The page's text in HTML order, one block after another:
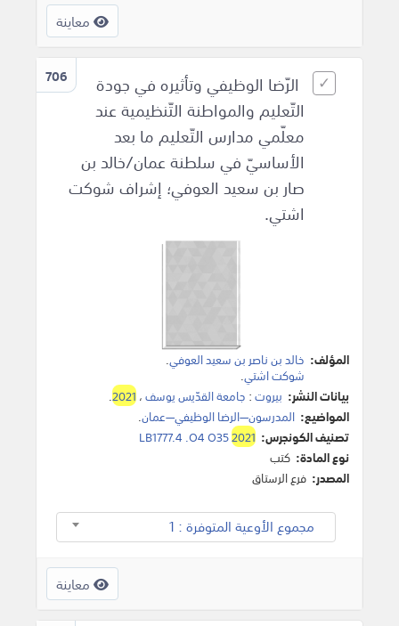
معاينة
706
الرّضا الوظيفي وتأثيره في جودة
التّعليم والمواطنة التّنظيمية عند
معلّمي مدارس التّعليم ما بعد
الأساسيّ في سلطنة عمان‎/خالد بن
صار بن سعيد العوفي؛ إشراف شوكت
اشتي.
المؤلف: خالد بن ناصر بن سعيد العوفي.
شوكت اشتي.
بيانات النشر: بيروت: جامعة القدّيس يوسف،2021
.
المواضيع: المدرسون—الرضا الوظيفي—عمان‎.
تصنيف الكونجرس:
LB1777.4 .O4 O352021
نوع المادة: كتب
المصدر: فرع الرستاق
مجموع الأوعية المتوفرة : 1
معاينة